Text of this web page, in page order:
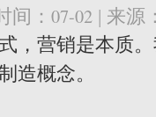
间： 07-02| 来源
，营销是本质
造概念。